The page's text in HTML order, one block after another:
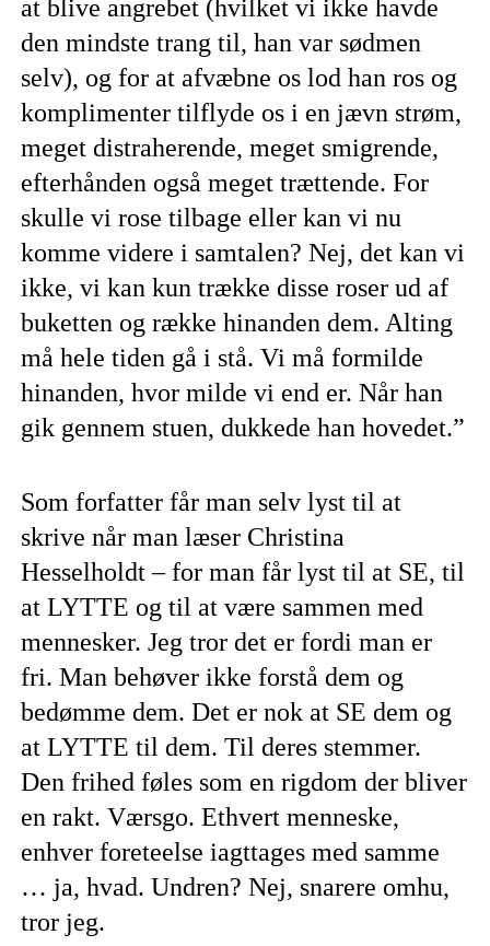
at blive angrebet (hvilket vi ikke havde
den mindste trang til, han var sødmen
selv), og for at afvæbne os lod han ros og
komplimenter tilflyde os i en jævn strøm,
meget distraherende, meget smigrende,
efterhånden også meget trættende. For
skulle vi rose tilbage eller kan vi nu
komme videre i samtalen? Nej, det kan vi
ikke, vi kan kun trække disse roser ud af
buketten og række hinanden dem. Alting
må hele tiden gå i stå. Vi må formilde
hinanden, hvor milde vi end er. Når han
gik gennem stuen, dukkede han hovedet.”
Som forfatter får man selv lyst til at
skrive når man læser Christina
Hesselholdt – for man får lyst til at SE, til
at LYTTE og til at være sammen med
mennesker. Jeg tror det er fordi man er
fri. Man behøver ikke forstå dem og
bedømme dem. Det er nok at SE dem og
at LYTTE til dem. Til deres stemmer.
Den frihed føles som en rigdom der bliver
en rakt. Værsgo. Ethvert menneske,
enhver foreteelse iagttages med samme
… ja, hvad. Undren? Nej, snarere omhu,
tror jeg.